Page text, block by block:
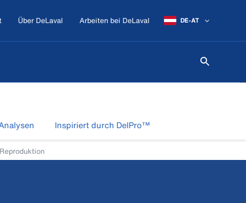
Über DeLaval Arbeiten bei DeLaval DE-AT
Inspiriert durch DelPro™